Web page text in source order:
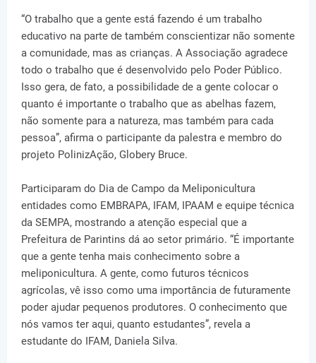
“O trabalho que a gente está fazendo é um trabalho
educativo na parte de também conscientizar não somente
a comunidade, mas as crianças. A Associação agradece
todo o trabalho que é desenvolvido pelo Poder Público.
Isso gera, de fato, a possibilidade de a gente colocar o
quanto é importante o trabalho que as abelhas fazem,
não somente para a natureza, mas também para cada
pessoa”, afirma o participante da palestra e membro do
projeto PolinizAção, Globery Bruce.
Participaram do Dia de Campo da Meliponicultura
entidades como EMBRAPA, IFAM, IPAAM e equipe técnica
da SEMPA, mostrando a atenção especial que a
Prefeitura de Parintins dá ao setor primário. “É importante
que a gente tenha mais conhecimento sobre a
meliponicultura. A gente, como futuros técnicos
agrícolas, vê isso como uma importância de futuramente
poder ajudar pequenos produtores. O conhecimento que
nós vamos ter aqui, quanto estudantes”, revela a
estudante do IFAM, Daniela Silva.